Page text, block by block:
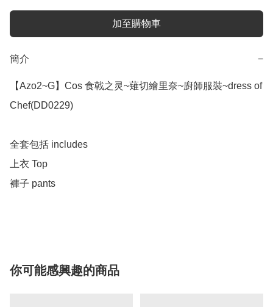
加至購物車
簡介 −
【Azo2~G】Cos 食戟之灵~薙切繪里奈~廚師服裝~dress of
Chef(DD0229)
全套包括 includes
上衣 Top
褲子 pants
你可能感興趣的商品